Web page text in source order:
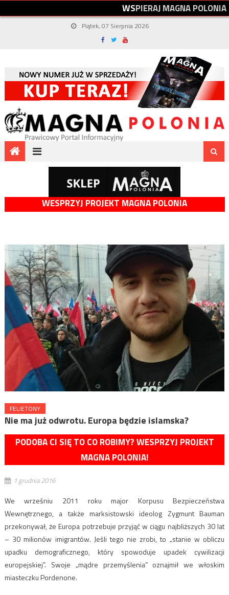
WSPIERAJMAGNAPOLONIA
Piątek, 07 Sierpnia 2026
WESPRZYJ PROJEKT MAGNA POLONIA
FELIETONY
Nie ma już odwrotu. Europa będzie islamska?
PODOBA CI SIĘ TO CO ROBIMY? WESPRZYJ PROJEKT
MAGNA POLONIA!
1 grudnia 2016
We wrześniu 2011 roku major Korpusu Bezpieczeństwa
Wewnętrznego, a także marksistowski ideolog Zygmunt Bauman
przekonywał, że Europa potrzebuje przyjąć w ciągu najbliższych 30 lat
– 30 milionów imigrantów. Jeśli tego nie zrobi, to „stanie w obliczu
upadku demograficznego, który spowoduje upadek cywilizacji
europejskiej”. Swoje „mądre przemyślenia” oznajmił we włoskim
miasteczku Pordenone.